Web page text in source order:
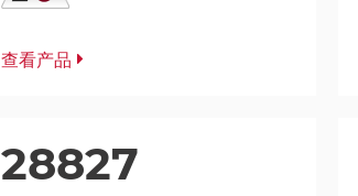
查看产品
28827